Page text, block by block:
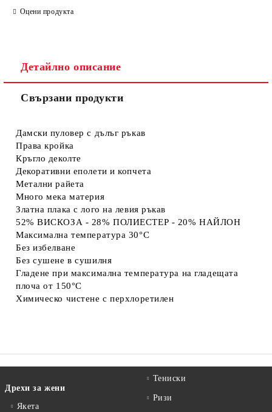
Оцени продукта
Детайлно описание
Свързани продукти
Дамски пуловер с дълъг ръкав
Права кройка
Кръгло деколте
Декоративни еполети и копчета
Метални райета
Много мека материя
Златна плака с лого на левия ръкав
52% ВИСКОЗА - 28% ПОЛИЕСТЕР - 20% НАЙЛОН
Максимална температура 30°C
Без избелване
Без сушене в сушилня
Гладене при максимална температура на гладещата
плоча от 150°C
Химическо чистене с перхлоретилен
Дрехи за жени
Якета
Тениски
Ризи